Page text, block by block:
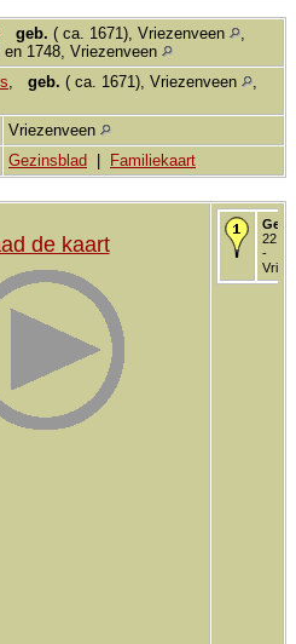
geb. ( ca. 1671), Vriezenveen
1748, Vriezenveen
geb. ( ca. 1671), Vriezenveen
Vriezenveen
Gezinsblad Familiekaart
de kaart
22
-